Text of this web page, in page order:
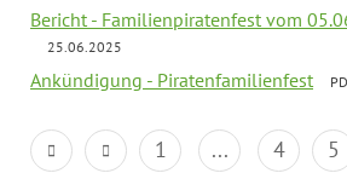
Bericht - Familienpiratenfest vom
25.06.2025
Ankündigung - Piratenfamilienfest
1 ... 4 5